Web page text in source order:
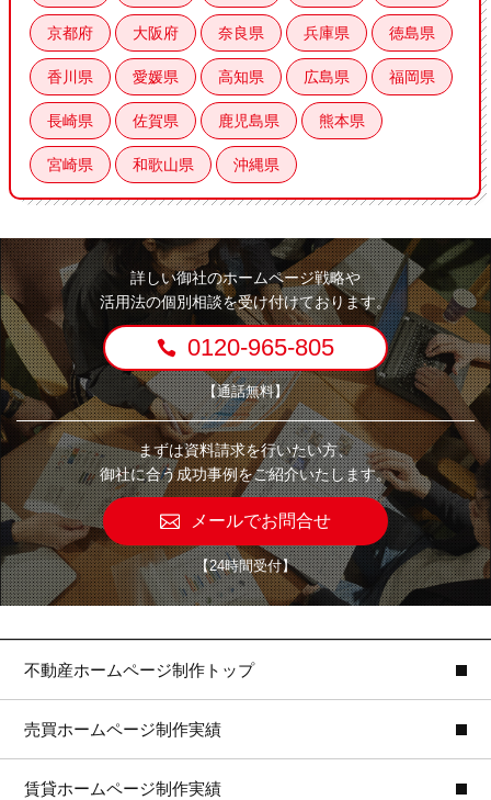
京都府 大阪府 奈良県 兵庫県 徳島県
香川県 愛媛県 高知県 広島県 福岡県
長崎県 佐賀県 鹿児島県 熊本県
宮崎県 和歌山県 沖縄県
詳しい御社のホームページ戦略や
活用法の個別相談を受け付けております。
0120-965-805
【通話無料】
まずは資料請求を行いたい方、
御社に合う成功事例をご紹介いたします。
メールでお問合せ
【24時間受付】
不動産ホームページ制作トップ
売買ホームページ制作実績
賃貸ホームページ制作実績